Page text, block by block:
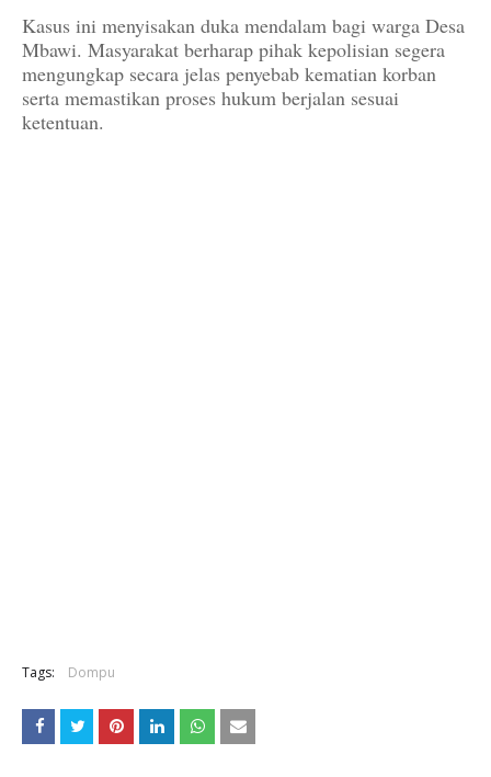
Kasus ini menyisakan duka mendalam bagi warga Desa
Mbawi. Masyarakat berharap pihak kepolisian segera
mengungkap secara jelas penyebab kematian korban
serta memastikan proses hukum berjalan sesuai
ketentuan.
Tags: Dompu